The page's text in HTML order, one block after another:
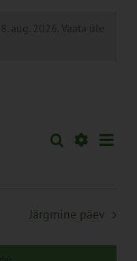
aug. 2026. Vaata üle
Sündmused
Navigation
Otsi Päev
Järgmine päev